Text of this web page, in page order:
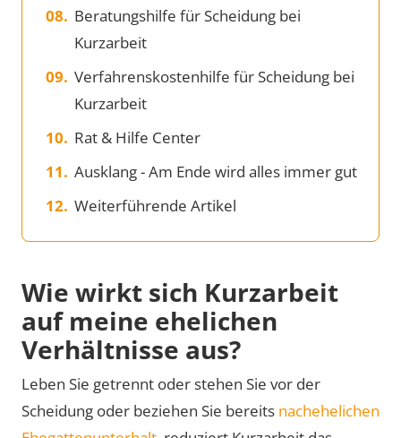
Beratungshilfe für Scheidung bei
Kurzarbeit
Verfahrenskostenhilfe für Scheidung bei
Kurzarbeit
Rat & Hilfe Center
Ausklang - Am Ende wird alles immer gut
Weiterführende Artikel
Wie wirkt sich Kurzarbeit
auf meine ehelichen
Verhältnisse aus?
Leben Sie getrennt oder stehen Sie vor der
Scheidung oder beziehen Sie bereits nachehelichen